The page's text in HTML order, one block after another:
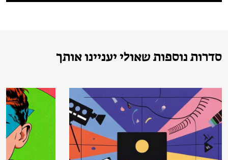
סדרות נוספות שאולי יעניינו אותך